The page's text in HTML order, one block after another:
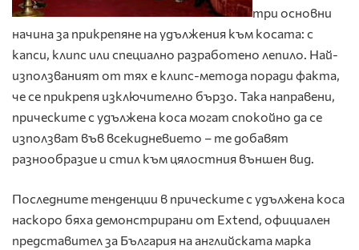
три основни
начина за прикрепяне на удължения към косата: с
капси, клипс или специално разработено лепило. Най-
използваният от тях е клипс-метода поради факта,
че се прикрепя изключително бързо. Така направени,
прическите с удължена коса могат спокойно да се
използват във всекидневието – те добавят
разнообразие и стил към цялостния външен вид.
Последните тенденции в прическите с удължена коса
наскоро бяха демонстрирани от Extend, официалeн
представител за България на английската марка